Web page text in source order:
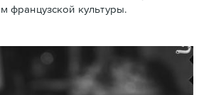
французской культуры.